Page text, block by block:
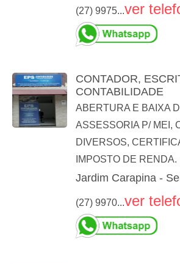
(27) 9975...ver
CONTADOR,
CONTABILIDADE
ABERTURA E BAIXA
ASSESSORIA P/ MEI,
DIVERSOS,
IMPOSTO DE RENDA.
Jardim Carapina -
(27) 9970...ver